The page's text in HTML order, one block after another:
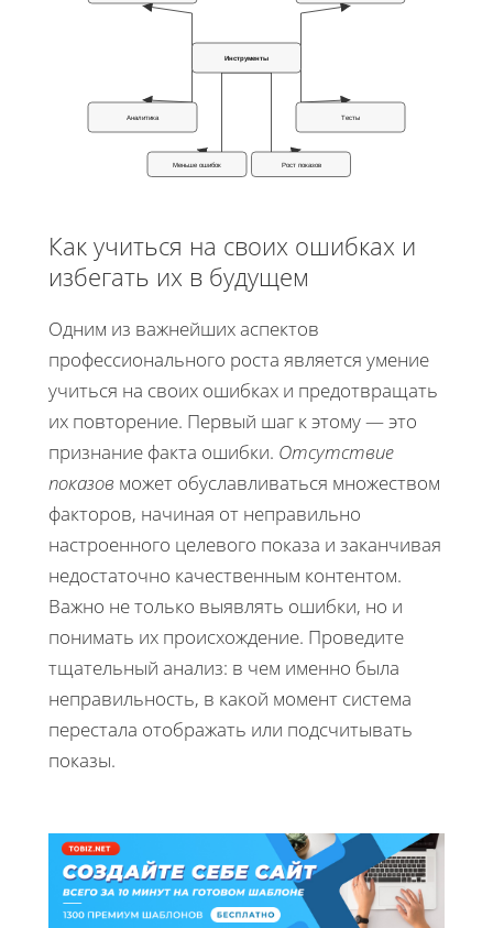
Инструменты
Аналитика Тесты
Меньше ошибок Рост показов
Как учиться на своих ошибках и
избегать их в будущем
Одним из важнейших аспектов
профессионального роста является умение
учиться на своих ошибках и предотвращать
их повторение. Первый шаг к этому — это
признание факта ошибки. Отсутствие
показов может обуславливаться множеством
факторов, начиная от неправильно
настроенного целевого показа и заканчивая
недостаточно качественным контентом.
Важно не только выявлять ошибки, но и
понимать их происхождение. Проведите
тщательный анализ: в чем именно была
неправильность, в какой момент система
перестала отображать или подсчитывать
показы.